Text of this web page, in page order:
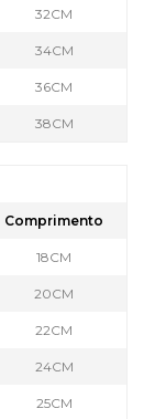
32CM
34CM
36CM
38CM
Comprimento
18CM
20CM
22CM
24CM
25CM